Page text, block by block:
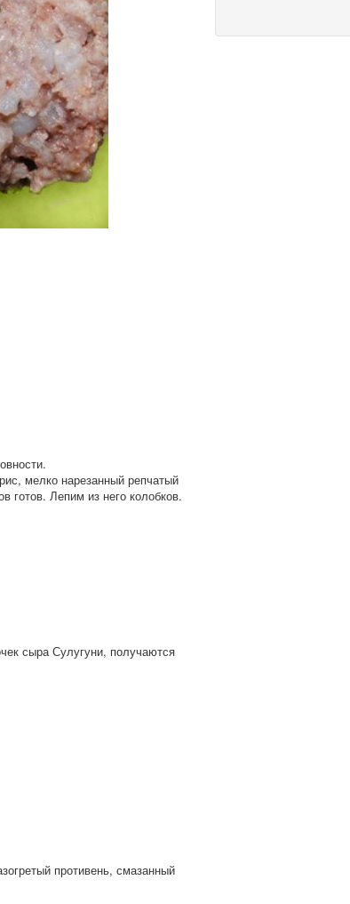
мелко нарезанный репчатый
готов. Лепим из него колобков.
сыра Сулугуни, получаются
противень, смазанный